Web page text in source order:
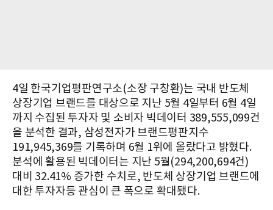
4일 한국기업평판연구소(소장 구창환)는 국내 반도체
상장기업 브랜드를 대상으로 지난 5월 4일부터 6월 4일
까지 수집된 투자자 및 소비자 빅데이터 389,555,099건
을 분석한 결과, 삼성전자가 브랜드평판지수
191,945,369를 기록하며 6월 1위에 올랐다고 밝혔다.
분석에 활용된 빅데이터는 지난 5월(294,200,694건)
대비 32.41% 증가한 수치로, 반도체 상장기업 브랜드에
대한 투자자등 관심이 큰 폭으로 확대됐다.